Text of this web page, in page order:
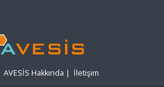
AVESİS Hakkında | İletişim